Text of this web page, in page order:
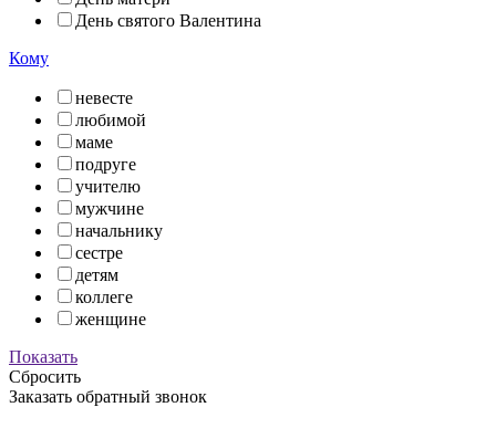
День святого Валентина
Кому
невесте
любимой
маме
подруге
учителю
мужчине
начальнику
сестре
детям
коллеге
женщине
Показать
Сбросить
Заказать обратный звонок